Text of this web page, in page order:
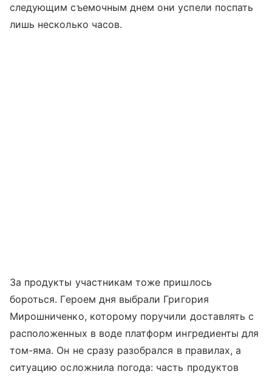
следующим съемочным днем они успели поспать
лишь несколько часов.
За продукты участникам тоже пришлось
бороться. Героем дня выбрали Григория
Мирошниченко, которому поручили доставлять с
расположенных в воде платформ ингредиенты для
том-яма. Он не сразу разобрался в правилах, а
ситуацию осложнила погода: часть продуктов